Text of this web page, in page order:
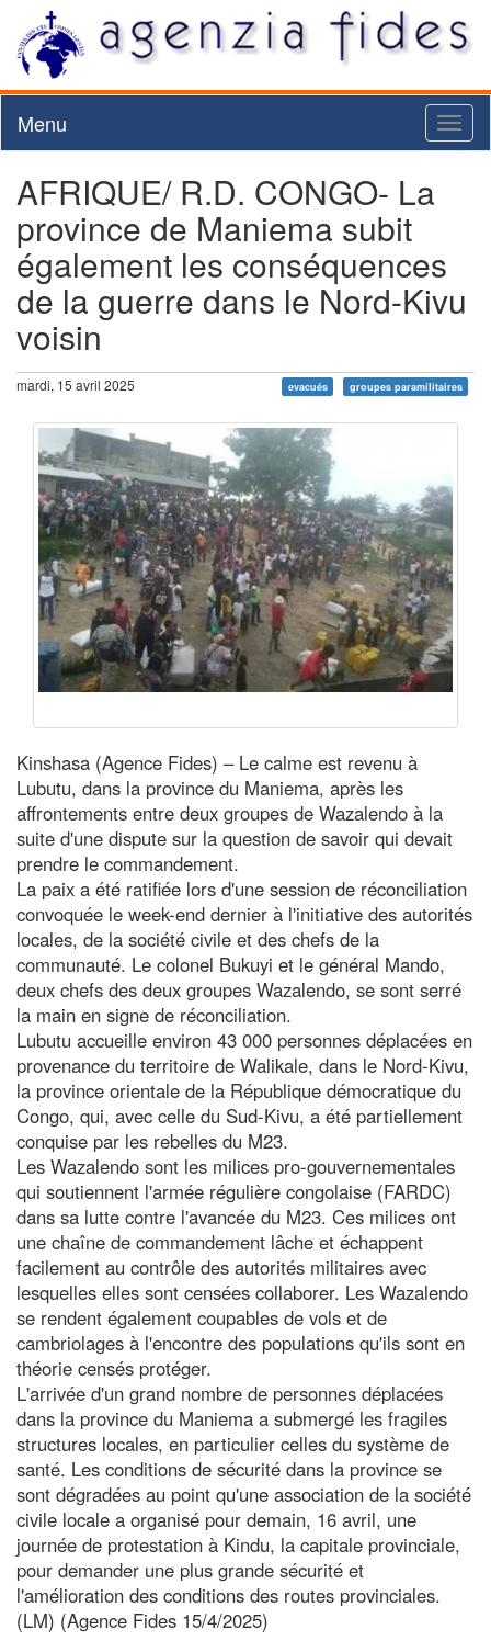
Menu
AFRIQUE/ R.D. CONGO- La
province de Maniema subit
également les conséquences
de la guerre dans le Nord-Kivu
voisin
mardi, 15 avril 2025 evacués groupes paramilitaires
Kinshasa (Agence Fides) – Le calme est revenu à
Lubutu, dans la province du Maniema, après les
affrontements entre deux groupes de Wazalendo à la
suite d'une dispute sur la question de savoir qui devait
prendre le commandement.
La paix a été ratifiée lors d'une session de réconciliation
convoquée le week-end dernier à l'initiative des autorités
locales, de la société civile et des chefs de la
communauté. Le colonel Bukuyi et le général Mando,
deux chefs des deux groupes Wazalendo, se sont serré
la main en signe de réconciliation.
Lubutu accueille environ 43 000 personnes déplacées en
provenance du territoire de Walikale, dans le Nord-Kivu,
la province orientale de la République démocratique du
Congo, qui, avec celle du Sud-Kivu, a été partiellement
conquise par les rebelles du M23.
Les Wazalendo sont les milices pro-gouvernementales
qui soutiennent l'armée régulière congolaise (FARDC)
dans sa lutte contre l'avancée du M23. Ces milices ont
une chaîne de commandement lâche et échappent
facilement au contrôle des autorités militaires avec
lesquelles elles sont censées collaborer. Les Wazalendo
se rendent également coupables de vols et de
cambriolages à l'encontre des populations qu'ils sont en
théorie censés protéger.
L'arrivée d'un grand nombre de personnes déplacées
dans la province du Maniema a submergé les fragiles
structures locales, en particulier celles du système de
santé. Les conditions de sécurité dans la province se
sont dégradées au point qu'une association de la société
civile locale a organisé pour demain, 16 avril, une
journée de protestation à Kindu, la capitale provinciale,
pour demander une plus grande sécurité et
l'amélioration des conditions des routes provinciales.
(LM) (Agence Fides 15/4/2025)